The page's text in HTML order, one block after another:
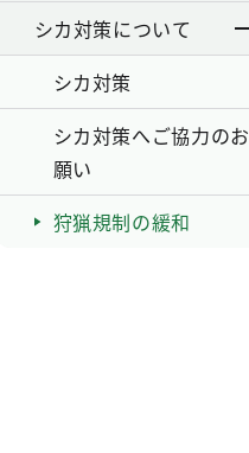
シカ対策について
シカ対策
シカ対策へご協力のお
願い
狩猟規制の緩和